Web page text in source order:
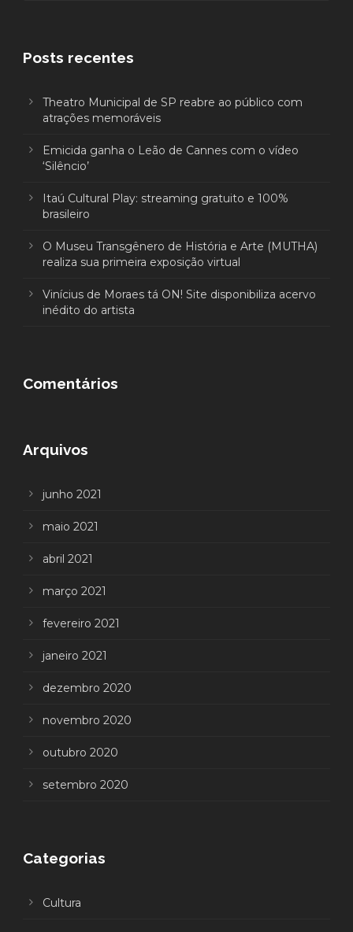
Posts recentes
Theatro Municipal de SP reabre ao público com
atrações memoráveis
Emicida ganha o Leão de Cannes com o vídeo
‘Silêncio’
Itaú Cultural Play: streaming gratuito e 100%
brasileiro
O Museu Transgênero de História e Arte (MUTHA)
realiza sua primeira exposição virtual
Vinícius de Moraes tá ON! Site disponibiliza acervo
inédito do artista
Comentários
Arquivos
junho 2021
maio 2021
abril 2021
março 2021
fevereiro 2021
janeiro 2021
dezembro 2020
novembro 2020
outubro 2020
setembro 2020
Categorias
Cultura